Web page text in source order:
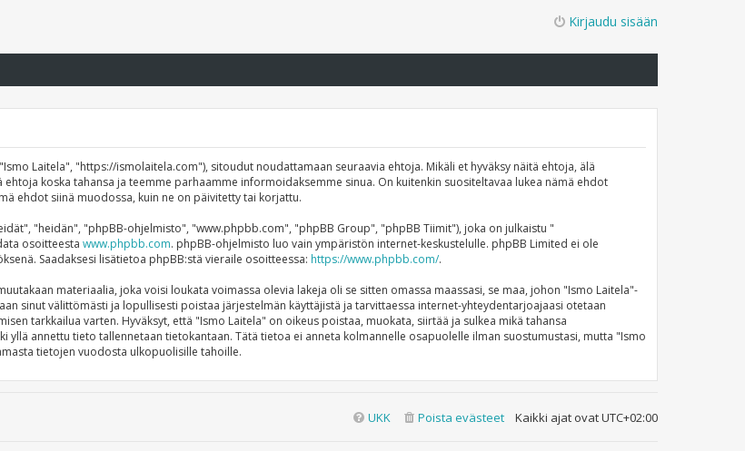
Kirjaudu sisään
Laitela", "https://ismolaitela.com"), sitoudut noudattamaan seuraavia ehtoja. Mikäli et hyväksy näitä ehtoja, älä
koska tahansa ja teemme parhaamme informoidaksemme sinua. On kuitenkin suositeltavaa lukea nämä ehdot
ehdot siinä muodossa, kuin ne on päivitetty tai korjattu.
"heidän", "phpBB-ohjelmisto", "www.phpbb.com", "phpBB Group", "phpBB Tiimit"), joka on julkaistu "
osoitteesta www.phpbb.com. phpBB-ohjelmisto luo vain ympäristön internet-keskustelulle. phpBB Limited ei ole
Saadaksesi lisätietoa phpBB:stä vieraile osoitteessa: https://www.phpbb.com/.
materiaalia, joka voisi loukata voimassa olevia lakeja oli se sitten omassa maassasi, se maa, johon "Ismo Laitela"-
sinut välittömästi ja lopullisesti poistaa järjestelmän käyttäjistä ja tarvittaessa internet-yhteydentarjoajaasi otetaan
tarkkailua varten. Hyväksyt, että "Ismo Laitela" on oikeus poistaa, muokata, siirtää ja sulkea mikä tahansa
yllä annettu tieto tallennetaan tietokantaan. Tätä tietoa ei anneta kolmannelle osapuolelle ilman suostumustasi, mutta "Ismo
tietojen vuodosta ulkopuolisille tahoille.
Kaikki ajat ovatUTC+02:00
Poista evästeet
UKK